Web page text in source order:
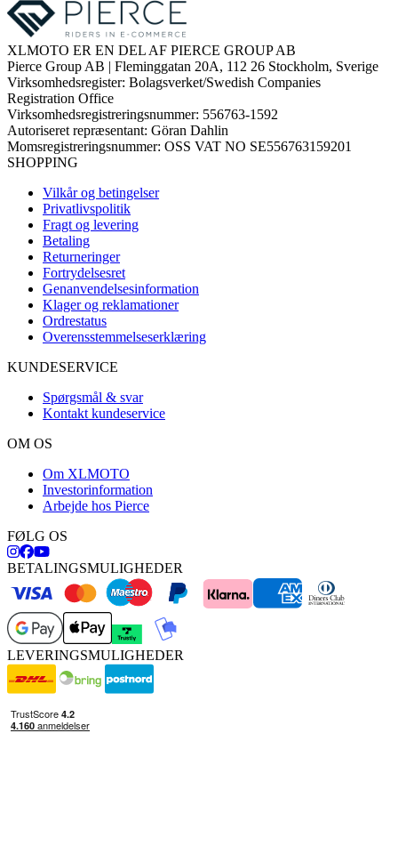
XLMOTO ER EN DEL AF PIERCE GROUP AB
Pierce Group AB | Fleminggatan 20A, 112 26 Stockholm, Sverige
Virksomhedsregister: Bolagsverket/Swedish Companies
Registration Office
Virksomhedsregistreringsnummer: 556763-1592
Autoriseret repræsentant: Göran Dahlin
Momsregistreringsnummer: OSS VAT NO SE556763159201
SHOPPING
Vilkår og betingelser
Privatlivspolitik
Fragt og levering
Betaling
Returneringer
Fortrydelsesret
Genanvendelsesinformation
Klager og reklamationer
Ordrestatus
Overensstemmelseserklæring
KUNDESERVICE
Spørgsmål & svar
Kontakt kundeservice
OM OS
Om XLMOTO
Investorinformation
Arbejde hos Pierce
FØLG OS
BETALINGSMULIGHEDER
LEVERINGSMULIGHEDER